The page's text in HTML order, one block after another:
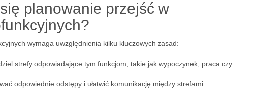
planowanie przejść w
wymaga uwzględnienia kilku kluczowych zasad:
strefy odpowiadające tym funkcjom, takie jak wypoczynek, praca czy
odpowiednie odstępy i ułatwić komunikację między strefami.